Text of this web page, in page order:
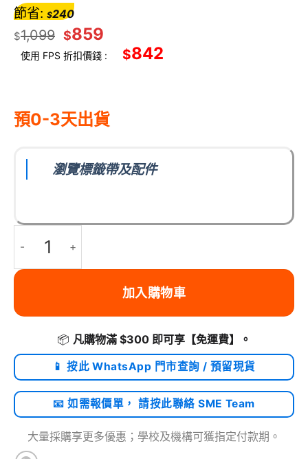
$1,099 $859
節省: $240
使用 FPS 折扣價錢 : $842
預0-3天出貨
瀏覽標籤帶及配件
加入購物車
📦 凡購物滿 $300 即可享 【免運費】 。
📱 按此 WhatsApp 門市查詢 / 預留現貨
📧 如需報價單， 請按此聯絡 SME Team
大量採購享更多優惠；學校及機構可獲指定付款期。